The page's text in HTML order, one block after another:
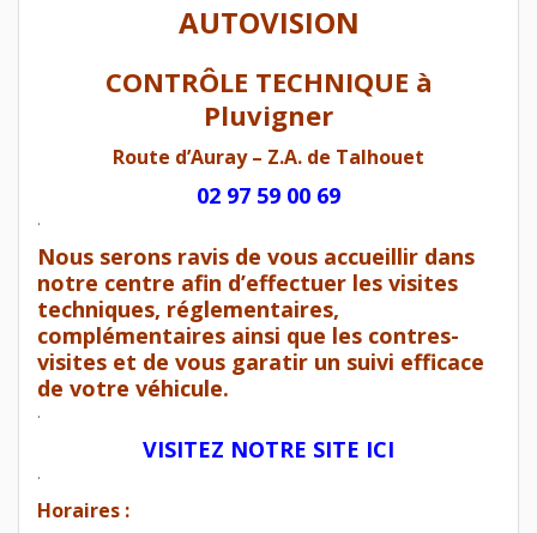
AUTOVISION
CONTRÔLE TECHNIQUE à
Pluvigner
Route d’Auray – Z.A. de Talhouet
02 97 59 00 69
.
Nous serons ravis de vous accueillir dans
notre centre afin d’effectuer les visites
techniques, réglementaires,
complémentaires ainsi que les contres-
visites et de vous garatir un suivi efficace
de votre véhicule.
.
VISITEZ NOTRE SITE ICI
.
Horaires :